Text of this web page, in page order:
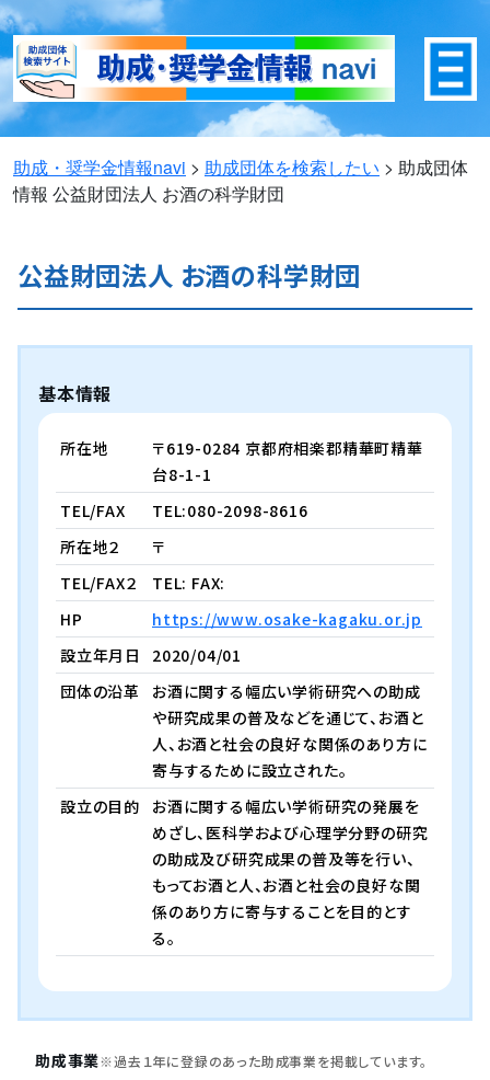
助成・奨学金情報navi > 助成団体を検索したい > 助成団体
情報 公益財団法人 お酒の科学財団
公益財団法人 お酒の科学財団
基本情報
所在地
〒619-0284 京都府相楽郡精華町精華
台8-1-1
TEL/FAX
TEL:080-2098-8616
所在地２
〒
TEL/FAX２
TEL: FAX:
HP
https://www.osake-kagaku.or.jp
設立年月日
2020/04/01
団体の沿革
お酒に関する幅広い学術研究への助成
や研究成果の普及などを通じて、お酒と
人、お酒と社会の良好な関係のあり方に
寄与するために設立された。
設立の目的
お酒に関する幅広い学術研究の発展を
めざし、医科学および心理学分野の研究
の助成及び研究成果の普及等を行い、
もってお酒と人、お酒と社会の良好な関
係のあり方に寄与することを目的とす
る。
助成事業※過去１年に登録のあった助成事業を掲載しています。